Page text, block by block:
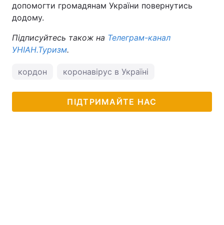
допомогти громадянам України повернутись
додому.
Підписуйтесь також на Телеграм-канал
УНІАН.Туризм.
кордон коронавірус в Україні
ПІДТРИМАЙТЕ НАС